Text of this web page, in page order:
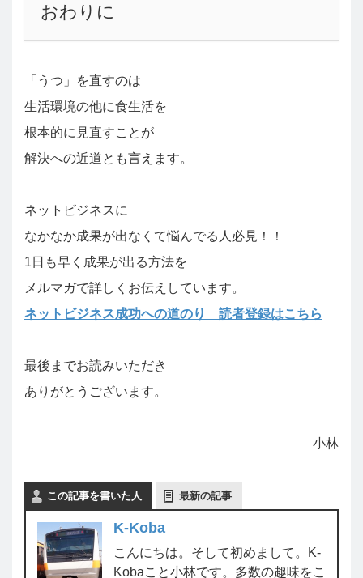
おわりに
「うつ」を直すのは
生活環境の他に食生活を
根本的に見直すことが
解決への近道とも言えます。
ネットビジネスに
なかなか成果が出なくて悩んでる人必見！！
1日も早く成果が出る方法を
メルマガで詳しくお伝えしています。
ネットビジネス成功への道のり 読者登録はこちら
最後までお読みいただき
ありがとうございます。
小林
この記事を書いた人 最新の記事
K-Koba
こんにちは。そして初めまして。K-
Kobaこと小林です。多数の趣味をこ